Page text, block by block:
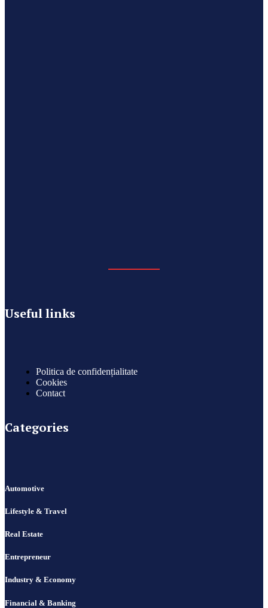
Useful links
Politica de confidențialitate
Cookies
Contact
Categories
Automotive
Lifestyle & Travel
Real Estate
Entrepreneur
Industry & Economy
Financial & Banking